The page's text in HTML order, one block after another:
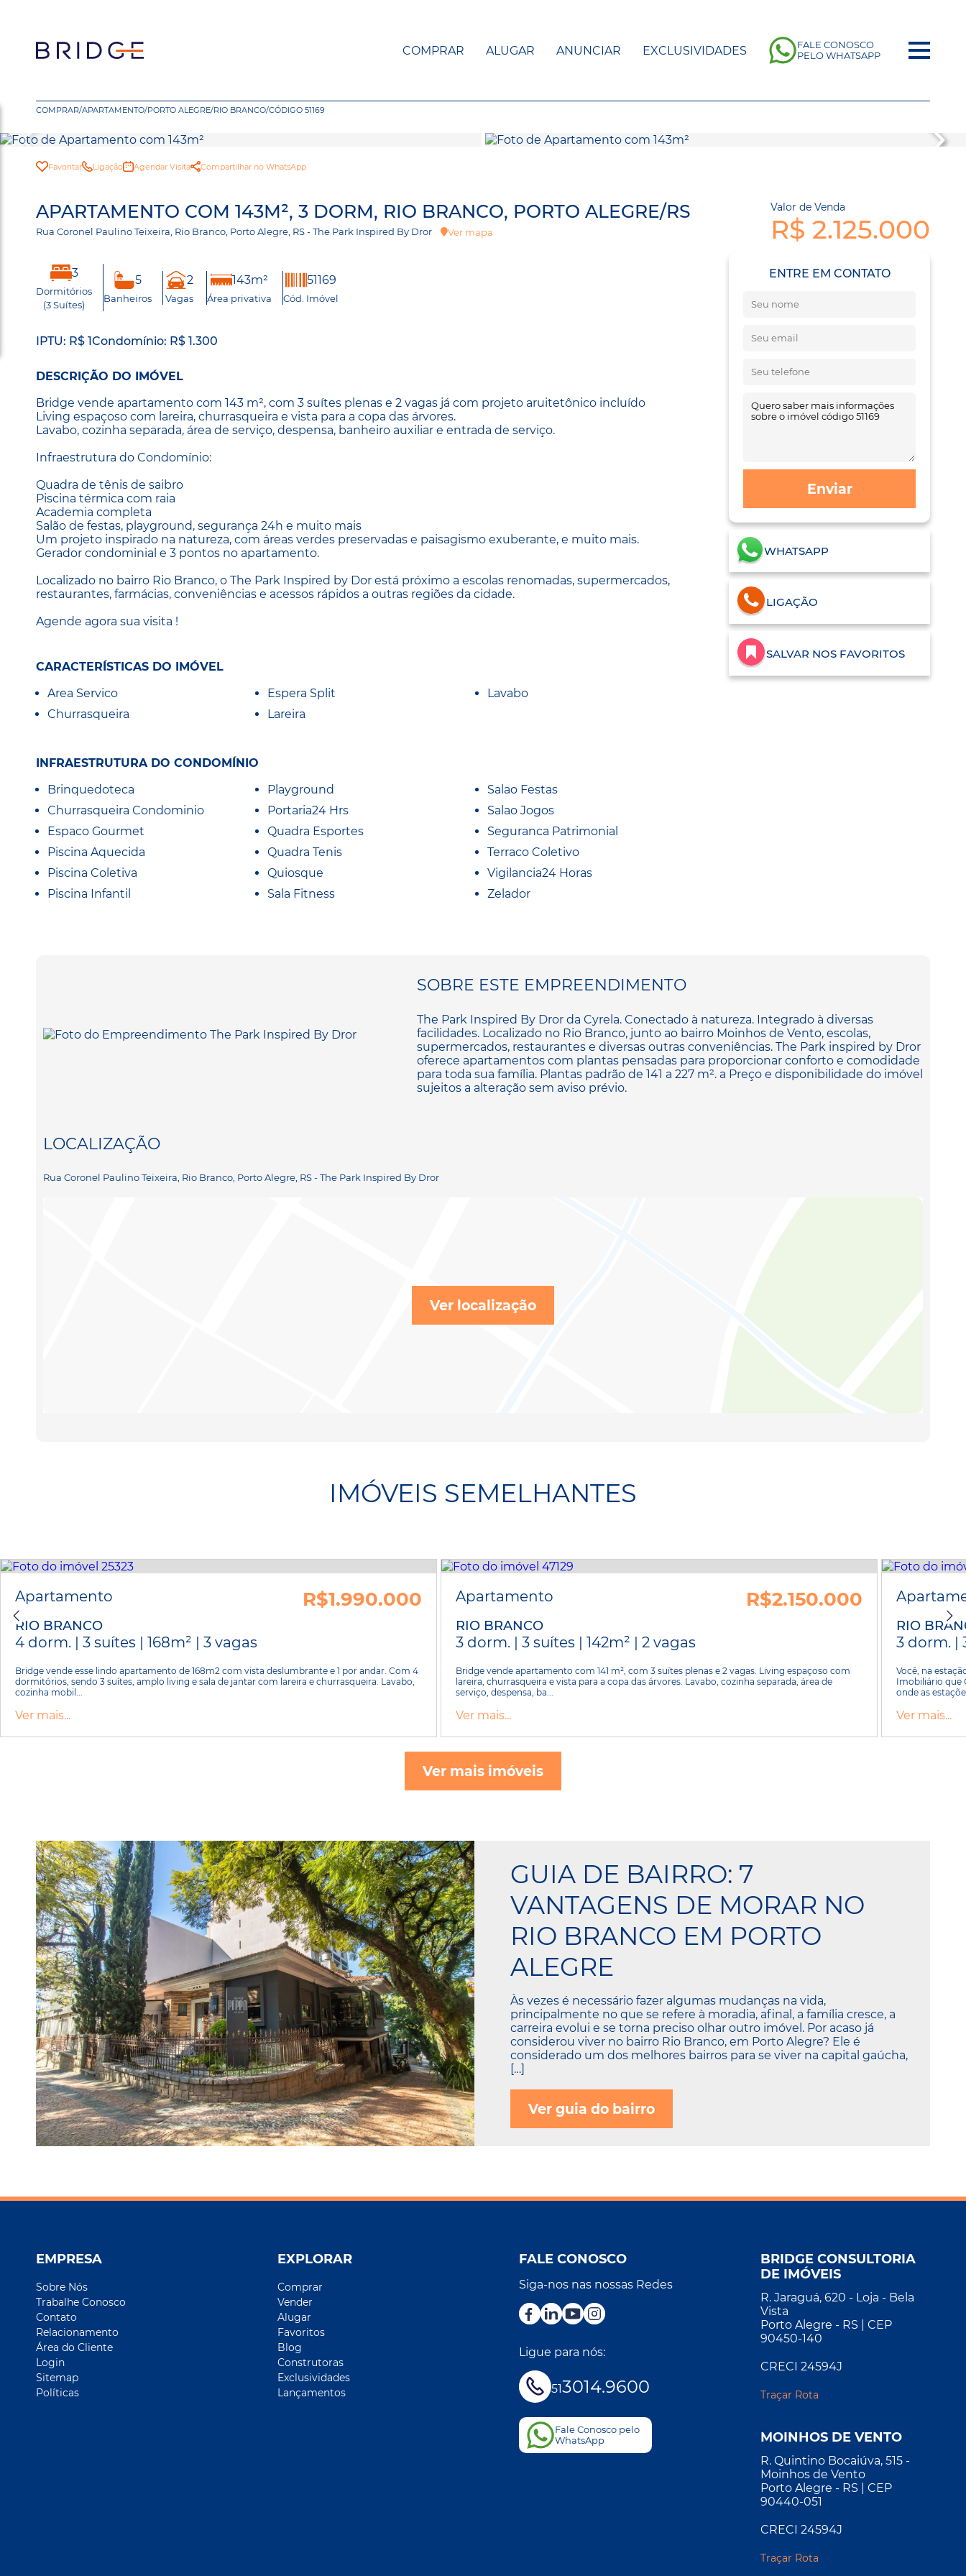
COMPRAR ALUGAR ANUNCIAR EXCLUSIVIDADES
FALE CONOSCO
PELO WHATSAPP
COMPRAR/APARTAMENTO/PORTO ALEGRE/RIO BRANCO/CÓDIGO 51169
Favoritar Ligação Agendar Visita Compartilhar no WhatsApp
APARTAMENTO COM 143M², 3 DORM, RIO BRANCO, PORTO ALEGRE/RS
Rua Coronel Paulino Teixeira, Rio Branco, Porto Alegre, RS - The Park Inspired By Dror Ver mapa
Valor de Venda
R$ 2.125.000
3
Dormitórios
(3 Suítes)
5
Banheiros
2
Vagas
143m²
Área privativa
51169
Cód. Imóvel
IPTU: R$ 1Condomínio: R$ 1.300
DESCRIÇÃO DO IMÓVEL
Bridge vende apartamento com 143 m², com 3 suítes plenas e 2 vagas já com projeto aruitetônico incluído
Living espaçoso com lareira, churrasqueira e vista para a copa das árvores.
Lavabo, cozinha separada, área de serviço, despensa, banheiro auxiliar e entrada de serviço.
Infraestrutura do Condomínio:
Quadra de tênis de saibro
Piscina térmica com raia
Academia completa
Salão de festas, playground, segurança 24h e muito mais
Um projeto inspirado na natureza, com áreas verdes preservadas e paisagismo exuberante, e muito mais.
Gerador condominial e 3 pontos no apartamento.
Localizado no bairro Rio Branco, o The Park Inspired by Dor está próximo a escolas renomadas, supermercados,
restaurantes, farmácias, conveniências e acessos rápidos a outras regiões da cidade.
Agende agora sua visita !
CARACTERÍSTICAS DO IMÓVEL
Area Servico
Churrasqueira
Espera Split
Lareira
Lavabo
INFRAESTRUTURA DO CONDOMÍNIO
Brinquedoteca
Churrasqueira Condominio
Espaco Gourmet
Piscina Aquecida
Piscina Coletiva
Piscina Infantil
Playground
Portaria24 Hrs
Quadra Esportes
Quadra Tenis
Quiosque
Sala Fitness
Salao Festas
Salao Jogos
Seguranca Patrimonial
Terraco Coletivo
Vigilancia24 Horas
Zelador
ENTRE EM CONTATO
Enviar
WHATSAPP
LIGAÇÃO
SALVAR NOS FAVORITOS
SOBRE ESTE EMPREENDIMENTO
The Park Inspired By Dror da Cyrela. Conectado à natureza. Integrado à diversas
facilidades. Localizado no Rio Branco, junto ao bairro Moinhos de Vento, escolas,
supermercados, restaurantes e diversas outras conveniências. The Park inspired by Dror
oferece apartamentos com plantas pensadas para proporcionar conforto e comodidade
para toda sua família. Plantas padrão de 141 a 227 m². a Preço e disponibilidade do imóvel
sujeitos a alteração sem aviso prévio.
LOCALIZAÇÃO
Rua Coronel Paulino Teixeira, Rio Branco, Porto Alegre, RS - The Park Inspired By Dror
Ver localização
IMÓVEIS SEMELHANTES
Apartamento R$1.990.000
RIO BRANCO
4 dorm. | 3 suítes | 168m² | 3 vagas
Bridge vende esse lindo apartamento de 168m2 com vista deslumbrante e 1 por andar. Com 4
dormitórios, sendo 3 suítes, amplo living e sala de jantar com lareira e churrasqueira. Lavabo,
cozinha mobil...
Ver mais...
Apartamento R$2.150.000
RIO BRANCO
3 dorm. | 3 suítes | 142m² | 2 vagas
Bridge vende apartamento com 141 m², com 3 suítes plenas e 2 vagas. Living espaçoso com
lareira, churrasqueira e vista para a copa das árvores. Lavabo, cozinha separada, área de
serviço, despensa, ba...
Ver mais...
RIO
3 dorm. |
Você, na
Imobiliário que
onde as
Ver mais...
Ver mais imóveis
GUIA DE BAIRRO: 7
VANTAGENS DE MORAR NO
RIO BRANCO EM PORTO
ALEGRE
Às vezes é necessário fazer algumas mudanças na vida,
principalmente no que se refere à moradia, afinal, a família cresce, a
carreira evolui e se torna preciso olhar outro imóvel. Por acaso já
considerou viver no bairro Rio Branco, em Porto Alegre? Ele é
considerado um dos melhores bairros para se viver na capital gaúcha,
[…]
Ver guia do bairro
EMPRESA
Sobre Nós
Trabalhe Conosco
Contato
Relacionamento
Área do Cliente
Login
Sitemap
Políticas
EXPLORAR
Comprar
Vender
Alugar
Favoritos
Blog
Construtoras
Exclusividades
Lançamentos
FALE CONOSCO
Siga-nos nas nossas Redes
Ligue para nós:
513014.9600
Fale Conosco pelo
WhatsApp
BRIDGE CONSULTORIA
DE IMÓVEIS
R. Jaraguá, 620 - Loja - Bela
Vista
Porto Alegre - RS | CEP
90450-140
CRECI 24594J
Traçar Rota
MOINHOS DE VENTO
R. Quintino Bocaiúva, 515 -
Moinhos de Vento
Porto Alegre - RS | CEP
90440-051
CRECI 24594J
Traçar Rota